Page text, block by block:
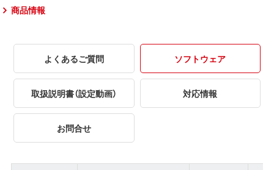
商品情報
よくあるご質問 ソフトウェア
取扱説明書（設定動画） 対応情報
お問合せ